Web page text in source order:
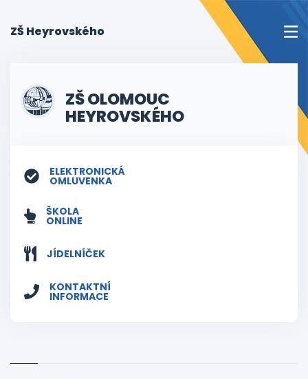
ZŠ Heyrovského
ZŠ OLOMOUC
HEYROVSKÉHO
ELEKTRONICKÁ
OMLUVENKA
ŠKOLA
ONLINE
JÍDELNÍČEK
KONTAKTNÍ
INFORMACE